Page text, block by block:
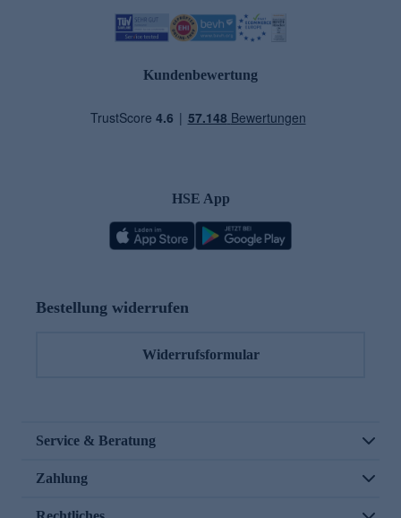
Kundenbewertung
HSE App
Bestellung widerrufen
Widerrufsformular
Service & Beratung
Zahlung